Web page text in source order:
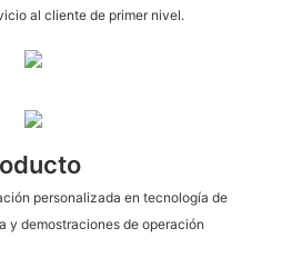
al cliente de primer nivel.
personalizada en tecnología de
y demostraciones de operación